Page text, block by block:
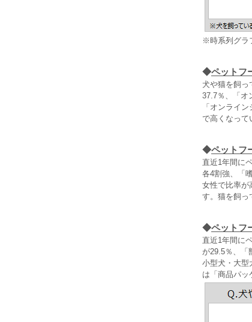
※時系列グラ
◆ペットフ
犬や猫を飼っ
37.7％、「オ
「オンライ
で高くなって
◆ペットフ
直近1年間に
各4割強、「
女性で比率が
す。猫を飼っ
◆ペットフ
直近1年間に
が29.5％、「
小型犬・大型
は「商品パッ